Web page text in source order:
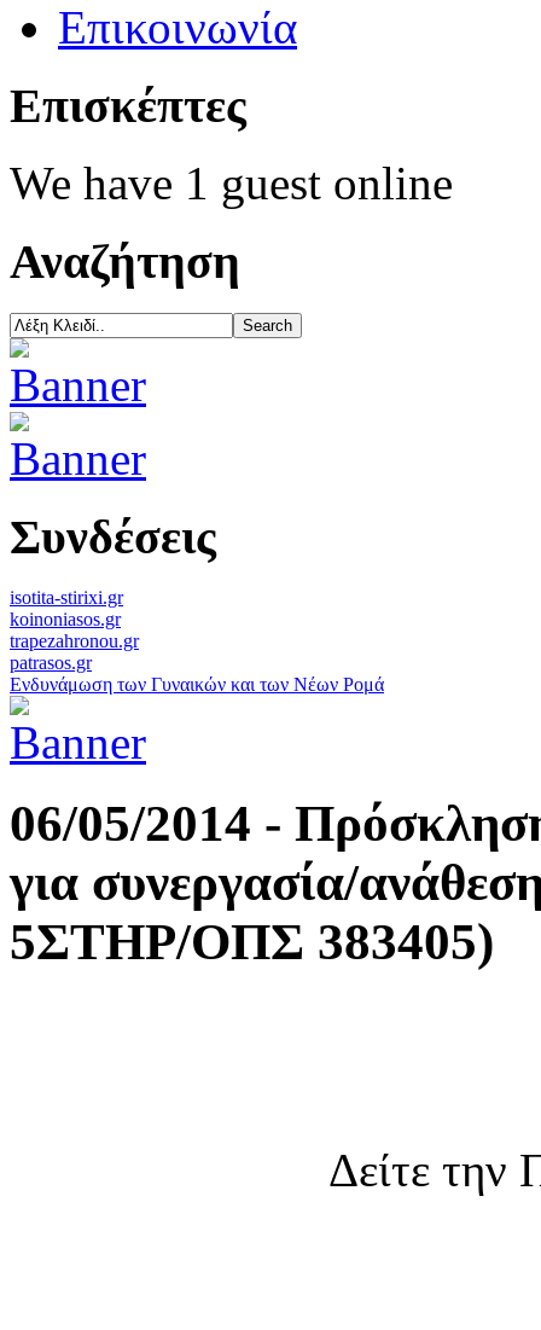
Επικοινωνία
Επισκέπτες
We have 1 guest online
Αναζήτηση
Συνδέσεις
isotita-stirixi.gr
koinoniasos.gr
trapezahronou.gr
patrasos.gr
Ενδυνάμωση των Γυναικών και των Νέων Ρομά
06/05/2014 -
για συνεργασία/
5ΣΤΗΡ/ΟΠΣ 383405)
Δείτε